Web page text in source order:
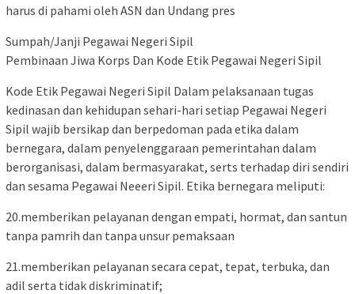
harus di pahami oleh ASN dan Undang pres
Sumpah/Janji Pegawai Negeri Sipil
Pembinaan Jiwa Korps Dan Kode Etik Pegawai Negeri Sipil
Kode Etik Pegawai Negeri Sipil Dalam pelaksanaan tugas
kedinasan dan kehidupan sehari-hari setiap Pegawai Negeri
Sipil wajib bersikap dan berpedoman pada etika dalam
bernegara, dalam penyelenggaraan pemerintahan dalam
berorganisasi, dalam bermasyarakat, serts terhadap diri sendiri
dan sesama Pegawai Neeeri Sipil. Etika bernegara meliputi:
20.memberikan pelayanan dengan empati, hormat, dan santun
tanpa pamrih dan tanpa unsur pemaksaan
21.memberikan pelayanan secara cepat, tepat, terbuka, dan
adil serta tidak diskriminatif;